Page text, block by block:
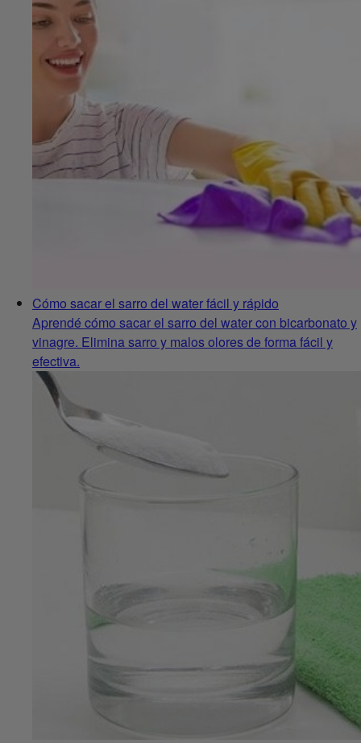
Cómo sacar el sarro del water fácil y rápido
Aprendé cómo sacar el sarro del water con bicarbonato y
vinagre. Elimina sarro y malos olores de forma fácil y
efectiva.